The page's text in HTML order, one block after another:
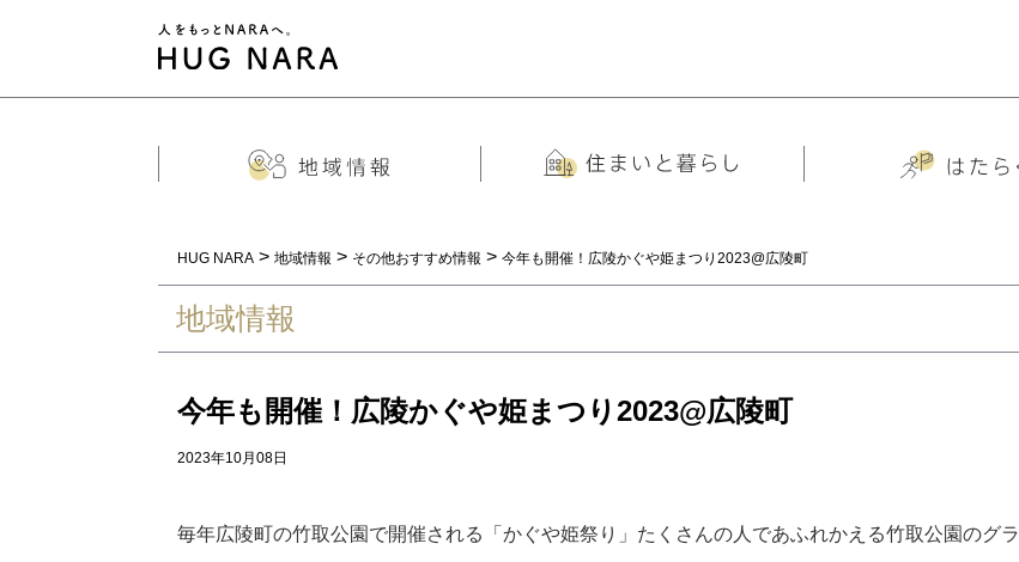
HUG NARA > 地域情報 > その他おすすめ情報 > 今年も開催！広陵かぐや姫まつり2023@広陵町
地域情報
今年も開催！広陵かぐや姫まつり2023@広陵町
2023年10月08日
毎年広陵町の竹取公園で開催される「かぐや姫祭り」たくさんの人であふれかえる竹取公園のグラ